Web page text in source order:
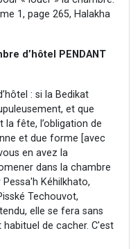
1, page 265, Halakha
d’hôtel PENDANT
: si la Bedikat
et que
la fête, l’obligation de
et due forme [avec
en avez la
dans la chambre
Kéhilkhato,
Techouvot,
elle se fera sans
habituel de cacher. C'est